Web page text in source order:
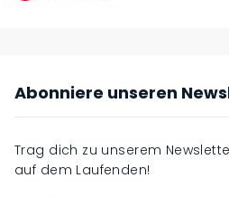
Abonniere unseren
Trag dich zu unserem
auf dem Laufenden!